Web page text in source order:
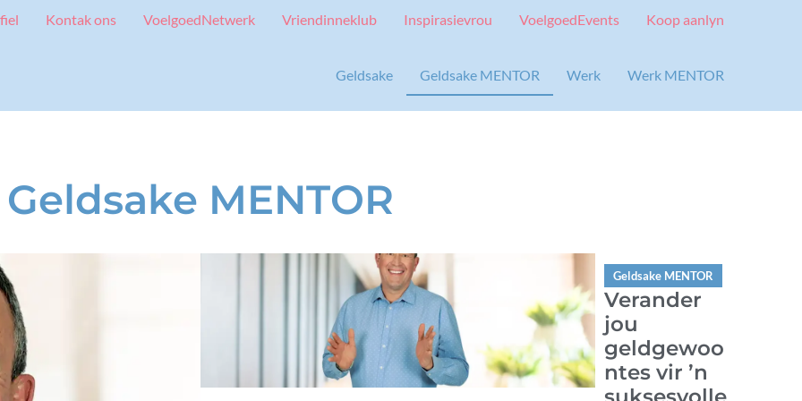
Kontak ons VoelgoedNetwerk Vriendinneklub Inspirasievrou VoelgoedEvents Koop aanlyn
Geldsake Geldsake MENTOR Werk Werk MENTOR
Geldsake MENTOR
Geldsake MENTOR
Verander
jou
geldgewoo
ntes vir ’n